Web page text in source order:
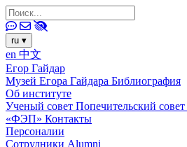
ru ▾
en 中文
Егор Гайдар
Музей Егора Гайдара Библиография
Об институте
Ученый совет Попечительский совет
«ФЭП» Контакты
Персоналии
Сотрудники Alumni